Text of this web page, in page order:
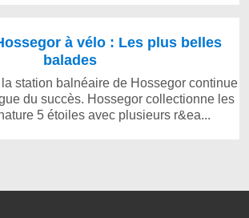
à vélo : Les plus belles
balades
station balnéaire de Hossegor continue
du succès. Hossegor collectionne les
5 étoiles avec plusieurs r&ea...